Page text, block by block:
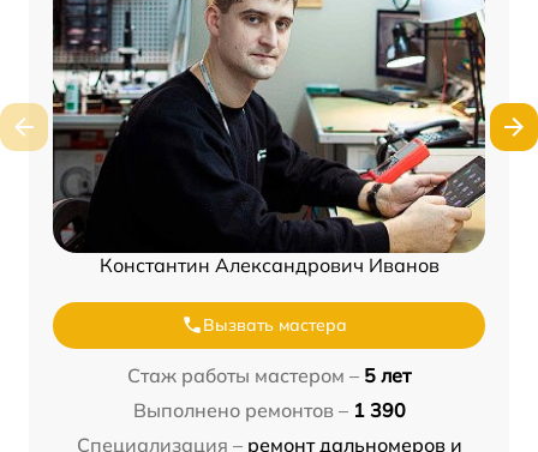
Константин Александрович Иванов
Вызвать мастера
Стаж работы мастером – 5 лет
Выполнено ремонтов – 1 390
Специализация – ремонт дальномеров и